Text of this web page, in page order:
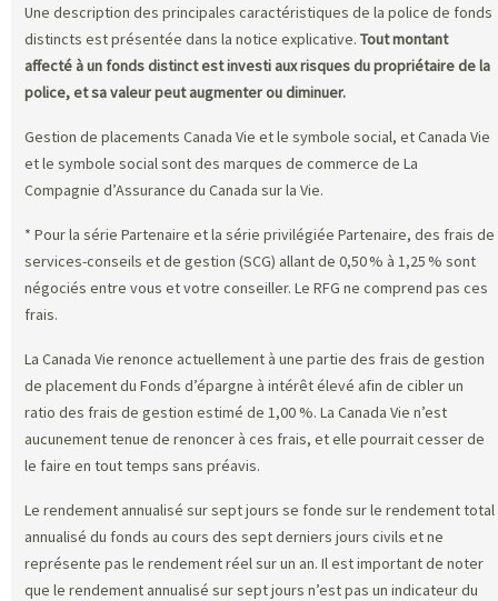
Une description des principales caractéristiques de la police de fonds
distincts est présentée dans la notice explicative. Tout montant
affecté à un fonds distinct est investi aux risques du propriétaire de la
police, et sa valeur peut augmenter ou diminuer.
Gestion de placements Canada Vie et le symbole social, et Canada Vie
et le symbole social sont des marques de commerce de La
Compagnie d’Assurance du Canada sur la Vie.
* Pour la série Partenaire et la série privilégiée Partenaire, des frais de
services-conseils et de gestion (SCG) allant de 0,50 % à 1,25 % sont
négociés entre vous et votre conseiller. Le RFG ne comprend pas ces
frais.
La Canada Vie renonce actuellement à une partie des frais de gestion
de placement du Fonds d’épargne à intérêt élevé afin de cibler un
ratio des frais de gestion estimé de 1,00 %. La Canada Vie n’est
aucunement tenue de renoncer à ces frais, et elle pourrait cesser de
le faire en tout temps sans préavis.
Le rendement annualisé sur sept jours se fonde sur le rendement total
annualisé du fonds au cours des sept derniers jours civils et ne
représente pas le rendement réel sur un an. Il est important de noter
que le rendement annualisé sur sept jours n’est pas un indicateur du